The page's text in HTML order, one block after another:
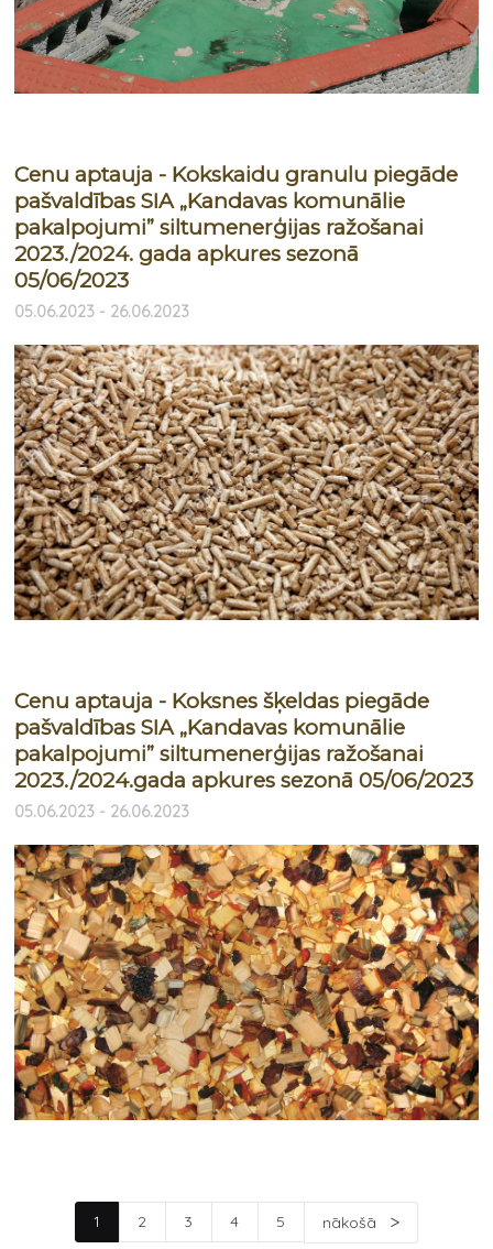
Cenu aptauja - Kokskaidu granulu piegāde
pašvaldības SIA „Kandavas komunālie
pakalpojumi” siltumenerģijas ražošanai
2023./2024. gada apkures sezonā
05/06/2023
05.06.2023 - 26.06.2023
Cenu aptauja - Koksnes šķeldas piegāde
pašvaldības SIA „Kandavas komunālie
pakalpojumi” siltumenerģijas ražošanai
2023./2024.gada apkures sezonā 05/06/2023
05.06.2023 - 26.06.2023
1 2 3 4 5 nākošā